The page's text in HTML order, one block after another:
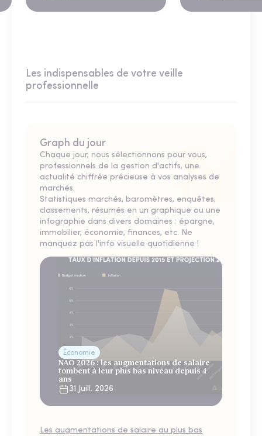
Les indispensables de votre veille
professionnelle
Graph du jour
Chaque jour, nous sélectionnons pour vous,
professionnels de la gestion d'actifs, une
actualité chiffrée précieuse à vos analyses de
marchés.
Statistiques marchés, baromètres, enquêtes,
classements, résumés en un graphique ou une
infographie dans divers domaines : épargne,
immobilier, économie, finances, etc. Ne
manquez pas l'info visuelle quotidienne !
Économie
NAO 2026 : les augmentations de salaire
tombent à leur plus bas niveau depuis 4
ans
31 Juill. 2026
Les augmentations de salaire au plus bas